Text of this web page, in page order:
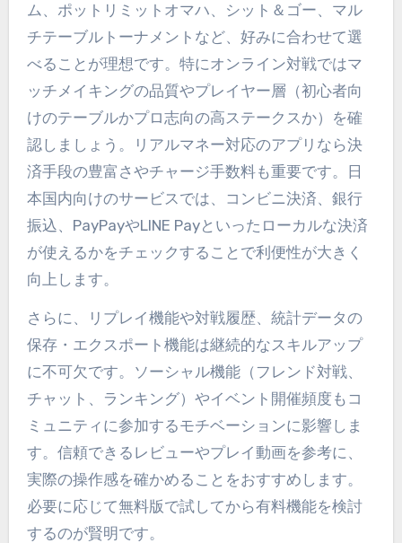
ム、ポットリミットオマハ、シット＆ゴー、マル
チテーブルトーナメントなど、好みに合わせて選
べることが理想です。特にオンライン対戦ではマ
ッチメイキングの品質やプレイヤー層（初心者向
けのテーブルかプロ志向の高ステークスか）を確
認しましょう。リアルマネー対応のアプリなら決
済手段の豊富さやチャージ手数料も重要です。日
本国内向けのサービスでは、コンビニ決済、銀行
振込、PayPayやLINE Payといったローカルな決済
が使えるかをチェックすることで利便性が大きく
向上します。
さらに、リプレイ機能や対戦履歴、統計データの
保存・エクスポート機能は継続的なスキルアップ
に不可欠です。ソーシャル機能（フレンド対戦、
チャット、ランキング）やイベント開催頻度もコ
ミュニティに参加するモチベーションに影響しま
す。信頼できるレビューやプレイ動画を参考に、
実際の操作感を確かめることをおすすめします。
必要に応じて無料版で試してから有料機能を検討
するのが賢明です。